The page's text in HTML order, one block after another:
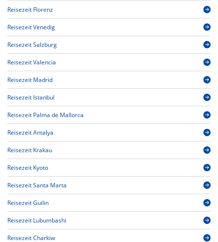
Reisezeit Florenz
Reisezeit Venedig
Reisezeit Salzburg
Reisezeit Valencia
Reisezeit Madrid
Reisezeit Istanbul
Reisezeit Palma de Mallorca
Reisezeit Antalya
Reisezeit Krakau
Reisezeit Kyoto
Reisezeit Santa Marta
Reisezeit Guilin
Reisezeit Lubumbashi
Reisezeit Charkiw